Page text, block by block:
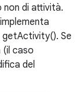
non di attività.
Se
caso
del